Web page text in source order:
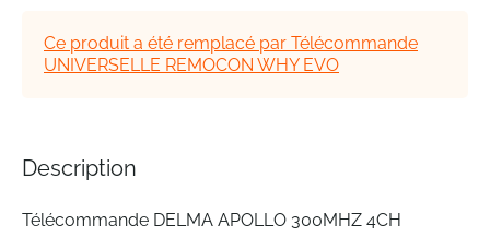
images
gallery
Ce produit a été remplacé par Télécommande
UNIVERSELLE REMOCON WHY EVO
Description
Télécommande DELMA APOLLO 300MHZ 4CH